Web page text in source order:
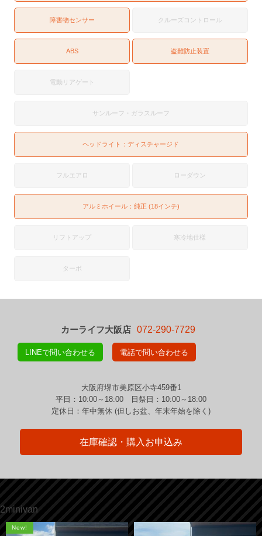
障害物センサー クルーズコントロール
ABS 盗難防止装置
電動リアゲート
サンルーフ・ガラスルーフ
ヘッドライト：ディスチャージド
フルエアロ ローダウン
アルミホイール：純正 (18インチ)
リフトアップ 寒冷地仕様
ターボ
カーライフ大阪店 072-290-7729
LINEで問い合わせる 電話で問い合わせる
大阪府堺市美原区小寺459番1
平日：10:00～18:00 日祭日：10:00～18:00
定休日：年中無休 (但しお盆、年末年始を除く)
在庫確認・購入お申込み
2minivan
New!